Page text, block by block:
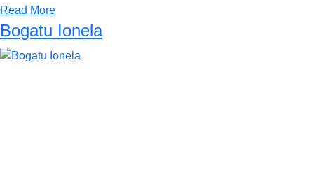
Read More
Bogatu Ionela